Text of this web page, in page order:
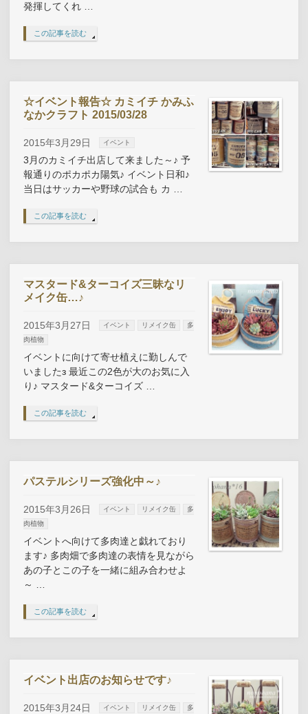
発揮してくれ …
この記事を読む
☆イベント報告☆ カミイチ かみふ
なかクラフト 2015/03/28
2015年3月29日 イベント
3月のカミイチ出店して来ました～♪ 予
報通りのポカポカ陽気♪ イベント日和♪
当日はサッカーや野球の試合も カ …
この記事を読む
マスタード&ターコイズ三昧なリ
メイク缶…♪
2015年3月27日 イベント リメイク缶
多
肉植物
イベントに向けて寄せ植えに勤しんで
いましたз 最近この2色が大のお気に入
り♪ マスタード&ターコイズ …
この記事を読む
パステルシリーズ強化中～♪
2015年3月26日 イベント リメイク缶
多
肉植物
イベントへ向けて多肉達と戯れており
ます♪ 多肉畑で多肉達の表情を見ながら
あの子とこの子を一緒に組み合わせよ
～ …
この記事を読む
イベント出店のお知らせです♪
2015年3月24日 イベント リメイク缶
多